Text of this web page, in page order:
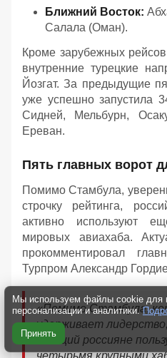
Ближний Восток:
Салала (Оман).
Кроме зарубежных
внутренние турецкие
Йозгат. За предыдущие
уже успешно запустила
Сидней, Мельбурн,
Ереван.
Пять главных ворот
Помимо Стамбула,
строчку рейтинга,
активно используют
мировых авиахаба.
прокомментировал
Турпром Александр
«Помимо Стамбула,
удерживает
санкций россияне
Мы используем файлы cookie для
персонализации и аналитики.
Принять